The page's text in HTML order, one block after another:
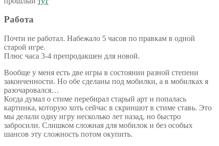
Работа
Почти не работал. Набежало 5 часов по правкам в одной
старой игре.
Плюс часа 3-4 препродакшен для новой.
Вообще у меня есть две игры в состоянии разной степени
законченности. Но обе сделаны под мобилки, а в мобилках я
разочаровался…
Когда думал о стиме перебирал старый арт и попалась
картинка, которую хоть сейчас в скриншот в стиме ставь. Это
мы делали одну игру несколько лет назад, но быстро
забросили. Слишком сложная для мобилок и без особых
шансов эту сложность потом окупить.